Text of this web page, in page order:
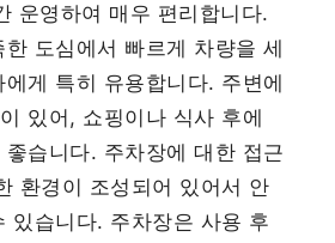
운영하여 매우 편리합니다.
도심에서 빠르게 차량을 세
게 특히 유용합니다. 주변에
있어, 쇼핑이나 식사 후에
습니다. 주차장에 대한 접근
환경이 조성되어 있어서 안
있습니다. 주차장은 사용 후